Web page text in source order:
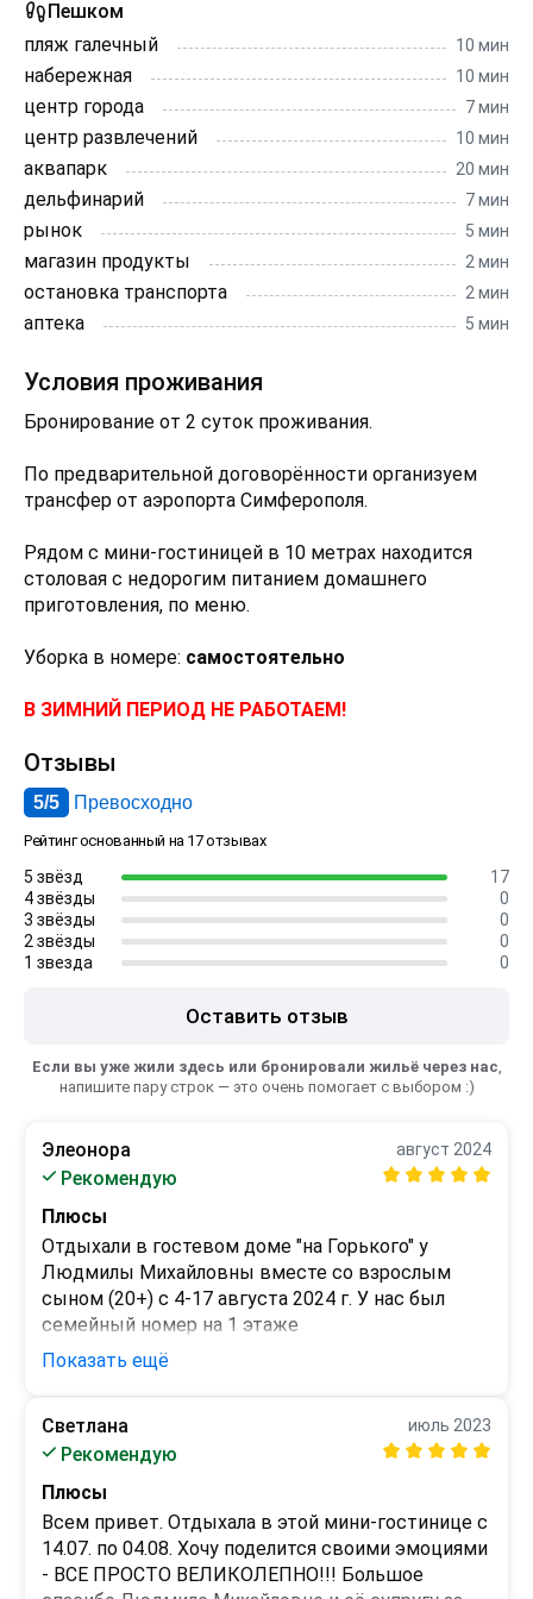
Пешком
пляж галечный
10 мин
набережная 10 мин
центр города 7 мин
центр развлечений 10 мин
аквапарк 20 мин
дельфинарий 7 мин
рынок 5 мин
магазин продукты 2 мин
остановка транспорта 2 мин
аптека 5 мин
Условия проживания
Бронирование от 2 суток проживания.
По предварительной договорённости организуем
трансфер от аэропорта Симферополя.
Рядом с мини-гостиницей в 10 метрах находится
столовая с недорогим питанием домашнего
приготовления, по меню.
Уборка в номере: самостоятельно
В ЗИМНИЙ ПЕРИОД НЕ РАБОТАЕМ!
Отзывы
5/5 Превосходно
Рейтинг основанный на 17 отзывах
5 звёзд
17
4 звёзды
0
3 звёзды
0
2 звёзды
0
1 звезда
0
Оставить отзыв
Если вы уже жили здесь или бронировали жильё через нас,
напишите пару строк — это очень помогает с выбором :)
Элеонора
Рекомендую
август 2024
Плюсы
Отдыхали в гостевом доме "на Горького" у
Людмилы Михайловны вместе со взрослым
сыном (20+) с 4-17 августа 2024 г. У нас был
семейный номер на 1 этаже
(гостиница-3 этажа) .
1. Номер очень просторный со свежим
очень удобные матрацы, что немаловажно.
В номере- журн.столик,шкаф,тумбочка под
ТВ,прикроватные тумбочки, кресло,
2. Ванная комната чистая, со свежим
ремонтом.Сантехника новая и всегда в рабочем
состоянии.
Минусы
Минусы относятся не к жилью-
1.Очень переполненный пляж. Народу
невероятно много. Приходилось занимать место
в 7 утра
2. Одна овощная палатка на всю улицу Горького с
Показать ещё
Светлана
Рекомендую
июль 2023
Плюсы
Всем привет. Отдыхала в этой мини-гостинице с
14.07. по 04.08. Хочу поделится своими эмоциями
- ВСЕ ПРОСТО ВЕЛИКОЛЕПНО!!! Большое